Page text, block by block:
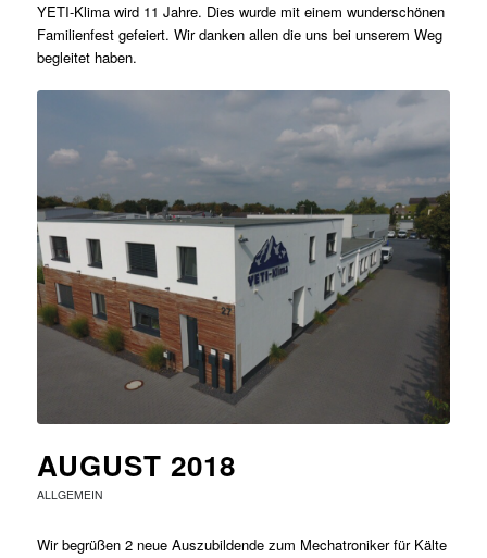
YETI-Klima wird 11 Jahre. Dies wurde mit einem wunderschönen
Familienfest gefeiert. Wir danken allen die uns bei unserem Weg
begleitet haben.
AUGUST 2018
ALLGEMEIN
Wir begrüßen 2 neue Auszubildende zum Mechatroniker für Kälte